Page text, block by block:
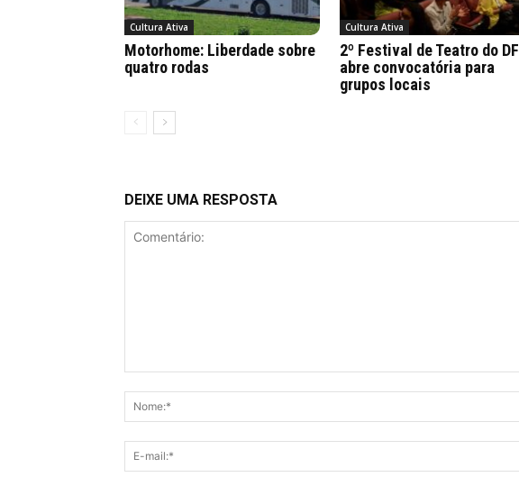
Cultura Ativa
Motorhome: Liberdade sobre
quatro rodas
Cultura Ativa
2º Festival de Teatro do DF
abre convocatória para
grupos locais
DEIXE UMA RESPOSTA